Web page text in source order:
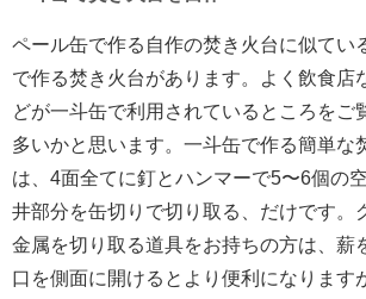
ペール缶で作る自作の焚き火台に似てい
で作る焚き火台があります。よく飲食店
どが一斗缶で利用されているところをご
多いかと思います。一斗缶で作る簡単な
は、4面全てに釘とハンマーで5〜6個の
井部分を缶切りで切り取る、だけです。
金属を切り取る道具をお持ちの方は、薪
口を側面に開けるとより便利になります